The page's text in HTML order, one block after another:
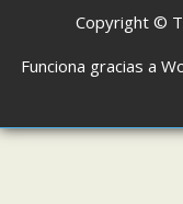
Copyright ©
Funciona gracias a